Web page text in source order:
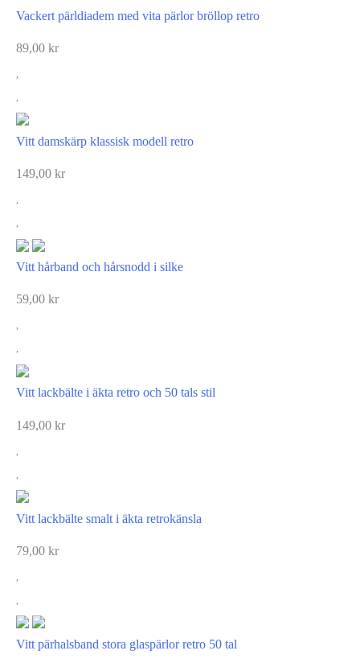
Vackert pärldiadem med vita pärlor bröllop retro
89,00 kr
Vitt damskärp klassisk modell retro
149,00 kr
Vitt hårband och hårsnodd i silke
59,00 kr
Vitt lackbälte i äkta retro och 50 tals stil
149,00 kr
Vitt lackbälte smalt i äkta retrokänsla
79,00 kr
Vitt pärhalsband stora glaspärlor retro 50 tal